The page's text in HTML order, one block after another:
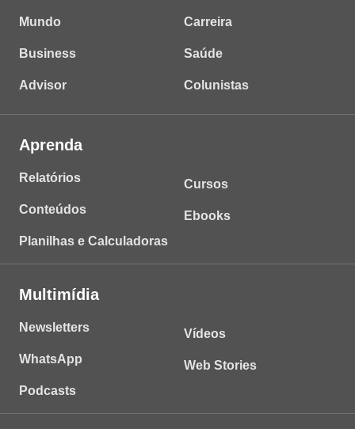
Mundo
Business
Advisor
Carreira
Saúde
Colunistas
Aprenda
Relatórios
Conteúdos
Planilhas e Calculadoras
Cursos
Ebooks
Multimídia
Newsletters
WhatsApp
Podcasts
Vídeos
Web Stories